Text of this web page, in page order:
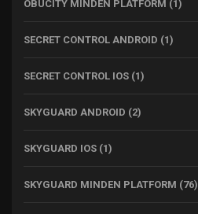
OBUCITY MINDEN PLATFORM (1)
SECRET CONTROL ANDROID (1)
SECRET CONTROL IOS (1)
SKYGUARD ANDROID (2)
SKYGUARD IOS (1)
SKYGUARD MINDEN PLATFORM (76)